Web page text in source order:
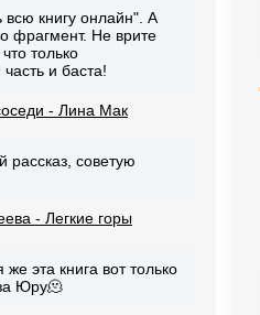
всю книгу онлайн". А
фрагмент. Не врите
только
и баста!
- Лина Мак
рассказ, советую
- Легкие горы
эта книга вот только
Юру🫠